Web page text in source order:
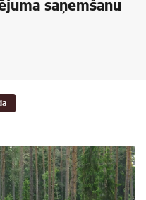
saņemšanu